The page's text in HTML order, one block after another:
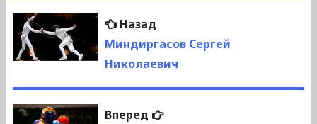
Навигация
по
НазадПредыдущая
запись:
Миндиргасов Сергей
Николаевич
Вперед
Следующая